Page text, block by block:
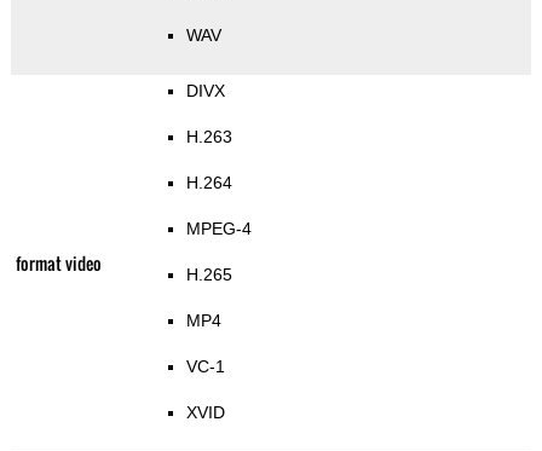
WAV
format video
DIVX
H.263
H.264
MPEG-4
H.265
MP4
VC-1
XVID